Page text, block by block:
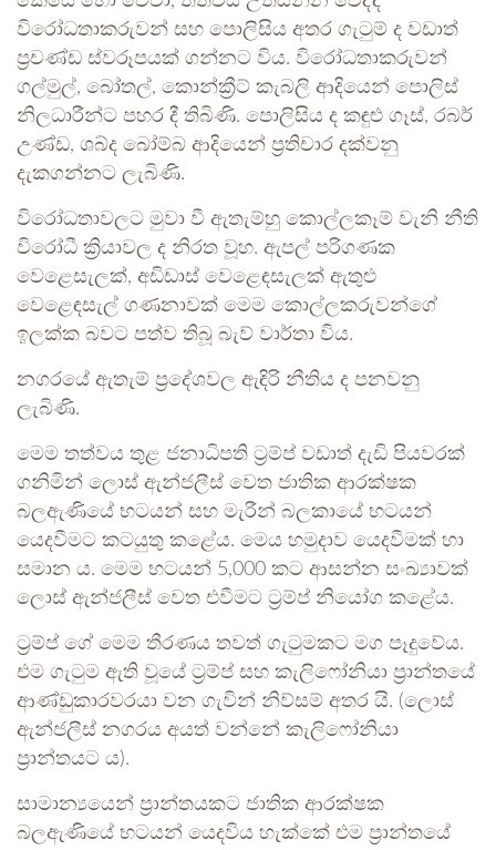
විරෝධතාකරුවන් සහ පොලිසිය අතර ගැටුම් ද වඩාත්
ප්‍රචණ්ඩ ස්වරූපයක් ගන්නට විය. විරෝධතාකරුවන්
ගල්මුල්, බෝතල්, කොන්ක්‍රීට් කැබලි ආදියෙන් පොලිස්
නිලධාරීන්ට පහර දී තිබිණි. පොලිසිය ද කඳුළු ගෑස්, රබර්
උණ්ඩ, ශබ්ද බෝම්බ ආදියෙන් ප්‍රතිචාර දක්වනු
දැකගන්නට ලැබිණි.
විරෝධතාවලට මුවා වී ඇතැම්හු කොල්ලකෑම් වැනි නීති
විරෝධී ක්‍රියාවල ද නිරත වූහ. ඇපල් පරිගණක
වෙළෙසැලක්, අඩිඩාස් වෙළෙඳසැලක් ඇතුළු
වෙළෙඳසැල් ගණනාවක් මෙම කොල්ලකරුවන්ගේ
ඉලක්ක බවට පත්ව තිබූ බැව් වාර්තා විය.
නගරයේ ඇතැම් ප්‍රදේශවල ඇඳිරි නීතිය ද පනවනු
ලැබිණි.
මෙම තත්වය තුළ ජනාධිපති ට්‍රම්ප් වඩාත් දැඩි පියවරක්
ගනිමින් ලොස් ඇන්ජලීස් වෙත ජාතික ආරක්ෂක
බලඇණියේ භටයන් සහ මැරීන් බලකායේ භටයන්
යෙදවීමට කටයුතු කළේය. මෙය හමුදාව යෙදවීමක් හා
සමාන ය. මෙම භටයන් 5,000 කට ආසන්න සංඛ්‍යාවක්
ලොස් ඇන්ජලීස් වෙත එවීමට ට්‍රම්ප් නියෝග කළේය.
ට්‍රම්ප් ගේ මෙම තීරණය තවත් ගැටුමකට මග පෑදුවේය.
එම ගැටුම ඇති වූයේ ට්‍රම්ප් සහ කැලිෆෝනියා ප්‍රාන්තයේ
ආණ්ඩුකාරවරයා වන ගැවින් නිව්සම් අතර යි. (ලොස්
ඇන්ජලීස් නගරය අයත් වන්නේ කැලිෆෝනියා
ප්‍රාන්තයට ය).
සාමාන්‍යයෙන් ප්‍රාන්තයකට ජාතික ආරක්ෂක
බලඇණියේ භටයන් යෙදවිය හැක්කේ එම ප්‍රාන්තයේ